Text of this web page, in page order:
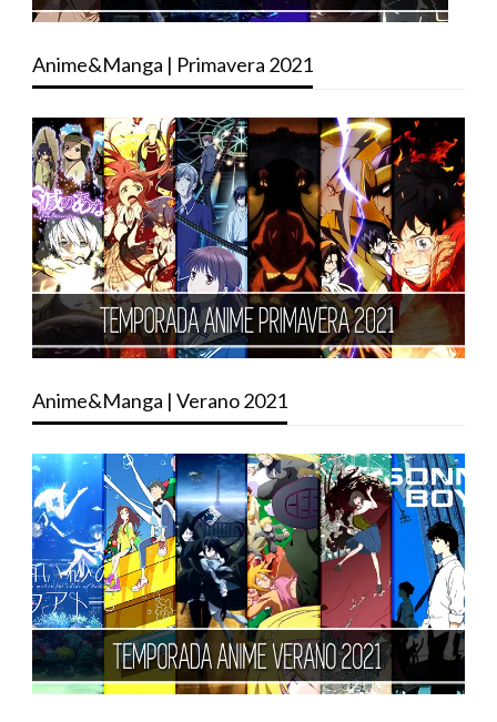
Anime&Manga | Primavera 2021
Anime&Manga | Verano 2021